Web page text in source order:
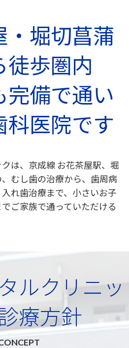
・堀切菖蒲
徒歩圏内
完備で通い
科医院です
は、京成線 お花茶屋駅、堀
むし歯の治療から、歯周病
入れ歯治療まで、小さいお子
ご家族で通っていただける
ルクリニッ
療方針